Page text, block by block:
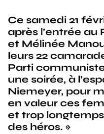
Ce samedi 21
après l’entrée
et Mélinée
leurs 22
Parti
une soirée, à
Niemeyer, pour
en valeur ces
et trop longtemps
des héros. »